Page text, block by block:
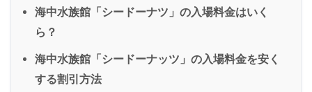
海中水族館「シードーナツ」の入場料金はいく
ら？
海中水族館「シードーナッツ」の入場料金を安く
する割引方法